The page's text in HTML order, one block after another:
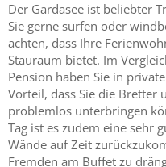
Der Gardasee ist beliebter
Sie gerne surfen oder
achten, dass Ihre
Stauraum bietet. Im
Pension haben Sie in
Vorteil, dass Sie die Bretter
problemlos unterbringen
Tag ist es zudem eine sehr
Wände auf Zeit
Fremden am Buffet zu